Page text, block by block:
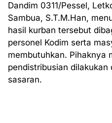
Dandim 0311/Pessel,
Sambua, S.T.M.Han,
hasil kurban tersebut
personel Kodim serta
membutuhkan. Pihaknya
pendistribusian
sasaran.